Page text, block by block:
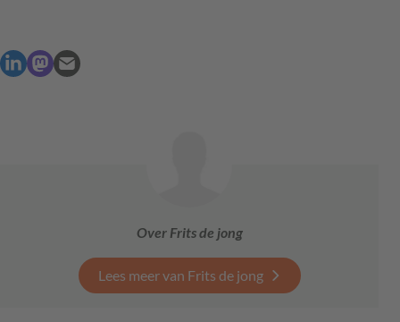
Over Frits de jong
Lees meer van Frits de jong